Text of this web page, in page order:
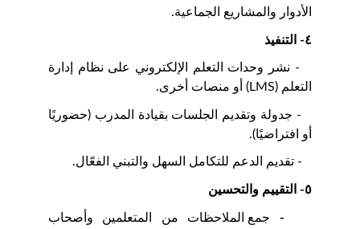
الأدوار والمشاريع الجماعية.
٤- التنفيذ
- نشر وحدات التعلم الإلكتروني على نظام إدارة
التعلم (LMS) أو منصات أخرى.
- جدولة وتقديم الجلسات بقيادة المدرب (حضوريًا
أو افتراضيًا).
- تقديم الدعم للتكامل السهل والتبني الفعّال.
٥- التقييم والتحسين
- جمع الملاحظات من المتعلمين وأصحاب